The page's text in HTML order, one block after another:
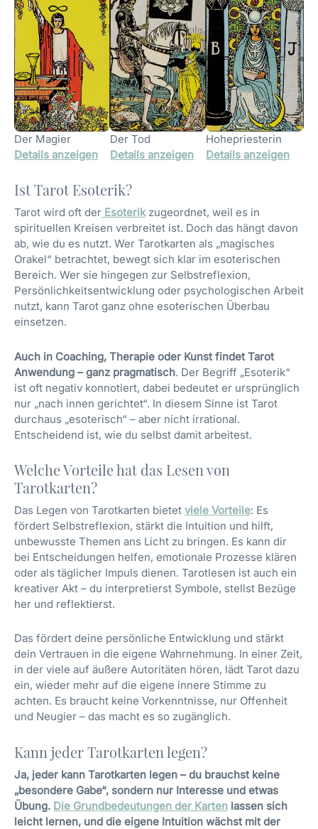
Der Magier
Details anzeigen
Der Tod
Details anzeigen
Hohepriesterin
Details anzeigen
Ist Tarot Esoterik?
Tarot wird oft der Esoterikzugeordnet, weil es in
spirituellen Kreisen verbreitet ist. Doch das hängt davon
ab, wie du es nutzt. Wer Tarotkarten als „magisches
Orakel“ betrachtet, bewegt sich klar im esoterischen
Bereich. Wer sie hingegen zur Selbstreflexion,
Persönlichkeitsentwicklung oder psychologischen Arbeit
nutzt, kann Tarot ganz ohne esoterischen Überbau
einsetzen.
Auch in Coaching, Therapie oder Kunst findet Tarot
Anwendung – ganz pragmatisch. Der Begriff „Esoterik“
ist oft negativ konnotiert, dabei bedeutet er ursprünglich
nur „nach innen gerichtet“. In diesem Sinne ist Tarot
durchaus „esoterisch“ – aber nicht irrational.
Entscheidend ist, wie du selbst damit arbeitest.
Welche Vorteile hat das Lesen von
Tarotkarten?
Das Legen von Tarotkarten bietet viele Vorteile: Es
fördert Selbstreflexion, stärkt die Intuition und hilft,
unbewusste Themen ans Licht zu bringen. Es kann dir
bei Entscheidungen helfen, emotionale Prozesse klären
oder als täglicher Impuls dienen. Tarotlesen ist auch ein
kreativer Akt – du interpretierst Symbole, stellst Bezüge
her und reflektierst.
Das fördert deine persönliche Entwicklung und stärkt
dein Vertrauen in die eigene Wahrnehmung. In einer Zeit,
in der viele auf äußere Autoritäten hören, lädt Tarot dazu
ein, wieder mehr auf die eigene innere Stimme zu
achten. Es braucht keine Vorkenntnisse, nur Offenheit
und Neugier – das macht es so zugänglich.
Kann jeder Tarotkarten legen?
Ja, jeder kann Tarotkarten legen – du brauchst keine
„besondere Gabe“, sondern nur Interesse und etwas
Übung. Die Grundbedeutungen der Karten lassen sich
leicht lernen, und die eigene Intuition wächst mit der